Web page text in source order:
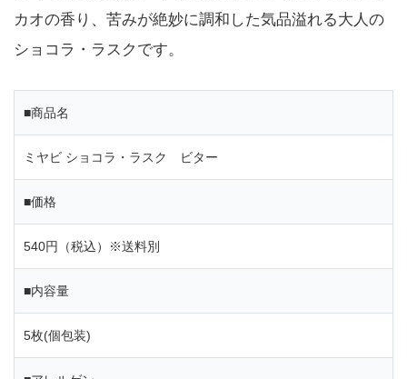
カオの香り、苦みが絶妙に調和した気品溢れる大人の
ショコラ・ラスクです。
■商品名
ミヤビ ショコラ・ラスク ビター
■価格
540円（税込）※送料別
■内容量
5枚(個包装)